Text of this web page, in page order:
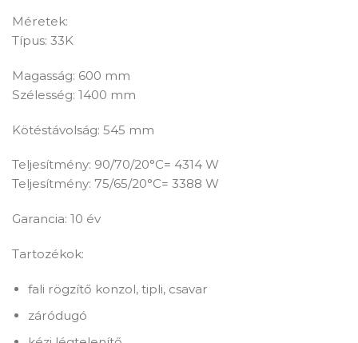
Méretek:
Típus: 33K
Magasság: 600 mm
Szélesség: 1400 mm
Kötéstávolság: 545 mm
Teljesítmény: 90/70/20°C= 4314 W
Teljesítmény: 75/65/20°C= 3388 W
Garancia: 10 év
Tartozékok:
fali rögzítő konzol, tipli, csavar
záródugó